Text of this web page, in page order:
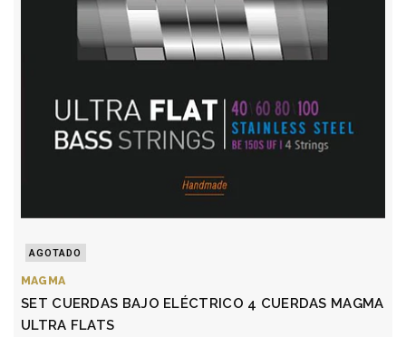
AGOTADO
MAGMA
SET CUERDAS BAJO ELÉCTRICO 4 CUERDAS MAGMA
ULTRA FLATS